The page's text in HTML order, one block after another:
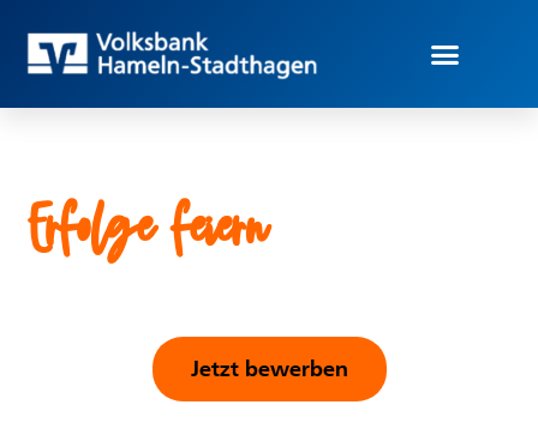
Erfolge feiern
Jetzt bewerben